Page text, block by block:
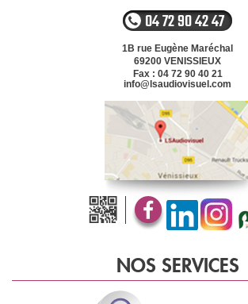
04 72 90 42 47
1B rue Eugène Maréchal
69200 VENISSIEUX
Fax : 04 72 90 40 21
info@lsaudiovisuel.com
NOS SERVICES